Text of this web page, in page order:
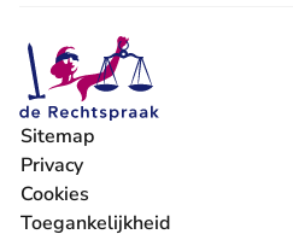
Sitemap
Privacy
Cookies
Toegankelijkheid